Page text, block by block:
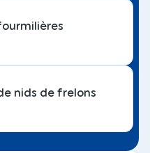
nids de frelons